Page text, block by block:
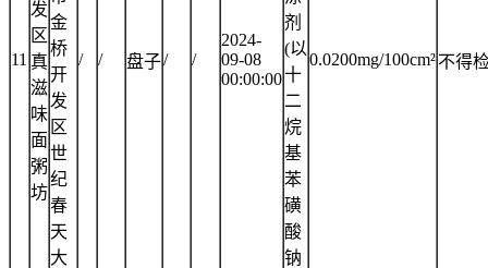
11
发
区
真
滋
味
面
粥
坊
金
桥
开
发
区
世
纪
春
天
大
/ / 盘子/ /
2024-
09-08
00:00:00
剂
(以
十
二
烷
基
苯
磺
酸
钠
0.0200mg/100cm²不得